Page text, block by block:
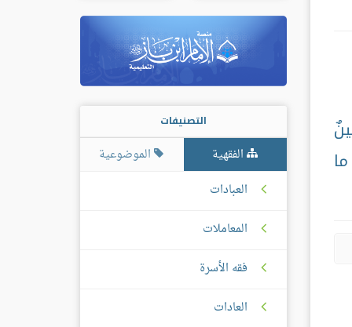
التصنيفات
الفقهية
الموضوعية
العبادات
المعاملات
فقه الأسرة
العادات